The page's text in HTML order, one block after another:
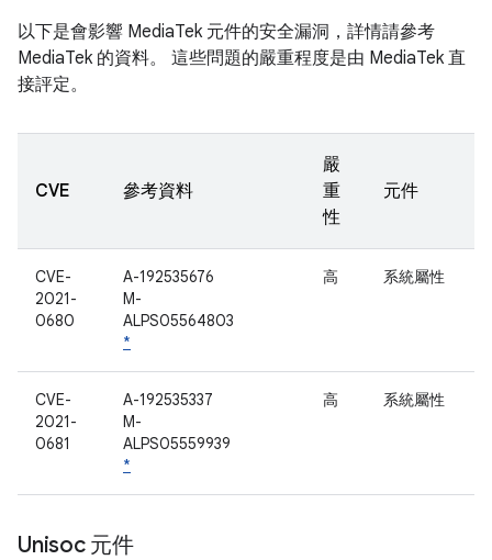
以下是會影響 MediaTek 元件的安全漏洞，詳情請參考
MediaTek 的資料。 這些問題的嚴重程度是由 MediaTek 直
接評定。
CVE 參考資料
嚴
重
性
元件
CVE-
2021-
0680
A-192535676
M-
ALPS05564803
*
高 系統屬性
CVE-
2021-
0681
A-192535337
M-
ALPS05559939
*
高 系統屬性
Unisoc 元件